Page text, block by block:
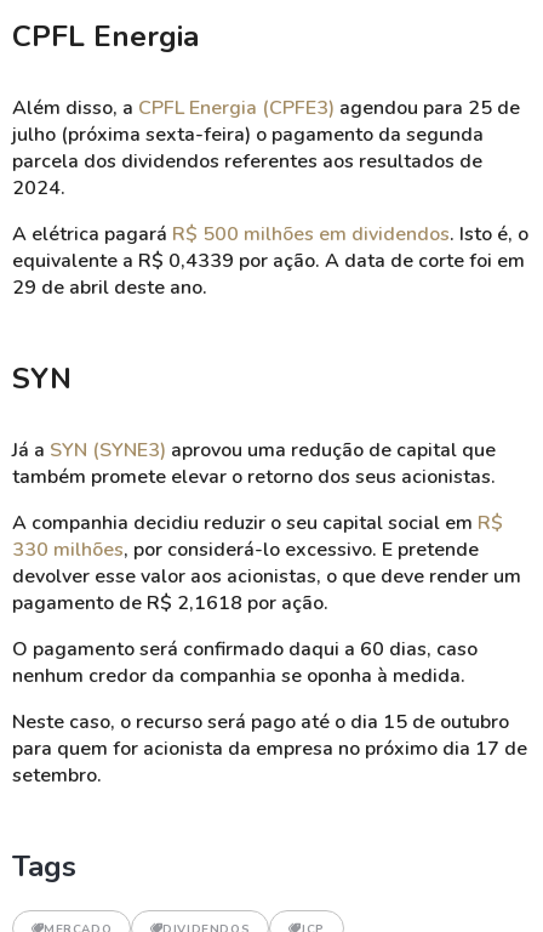
CPFL Energia
Além disso, a CPFL Energia (CPFE3) agendou para 25 de
julho (próxima sexta-feira) o pagamento da segunda
parcela dos dividendos referentes aos resultados de
2024.
A elétrica pagará R$ 500 milhões em dividendos. Isto é, o
equivalente a R$ 0,4339 por ação. A data de corte foi em
29 de abril deste ano.
SYN
Já a SYN (SYNE3) aprovou uma redução de capital que
também promete elevar o retorno dos seus acionistas.
A companhia decidiu reduzir o seu capital social em R$
330 milhões, por considerá-lo excessivo. E pretende
devolver esse valor aos acionistas, o que deve render um
pagamento de R$ 2,1618 por ação.
O pagamento será confirmado daqui a 60 dias, caso
nenhum credor da companhia se oponha à medida.
Neste caso, o recurso será pago até o dia 15 de outubro
para quem for acionista da empresa no próximo dia 17 de
setembro.
Tags